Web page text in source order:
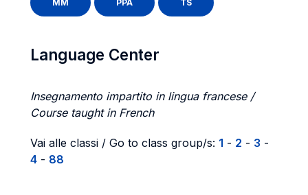
MM PPA TS
Language Center
Insegnamento impartito in lingua francese /
Course taught in French
Vai alle classi / Go to class group/s: 1 - 2 - 3 -
4 - 88